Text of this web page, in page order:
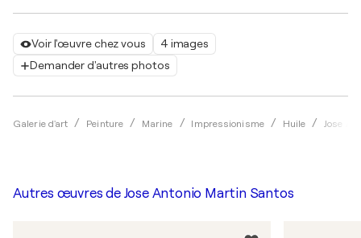
Voir l'œuvre chez vous
4 images
Demander d'autres photos
Galerie d'art Peinture Marine Impressionisme Huile Jose
Autres œuvres de Jose Antonio Martin Santos